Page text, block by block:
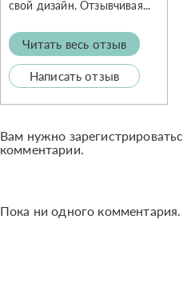
свой дизайн. Отзывчивая...
Читать весь отзыв
Написать отзыв
Вам нужно
комментарии.
Пока ни одного